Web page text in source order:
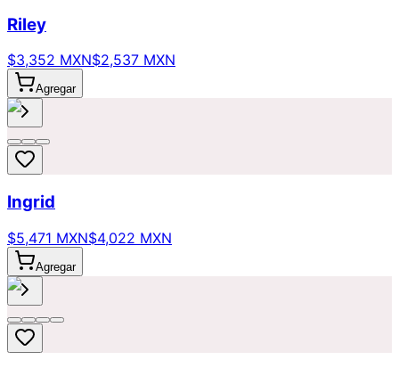
Riley
$3,352 MXN$2,537 MXN
Agregar
Ingrid
$5,471 MXN$4,022 MXN
Agregar